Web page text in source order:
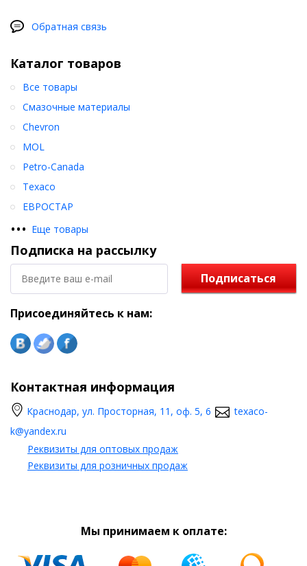
Обратная связь
Каталог товаров
••• Еще товары
Все товары
Смазочные материалы
Chevron
MOL
Petro-Canada
Texaco
ЕВРОСТАР
Подписка на рассылку
Подписаться
Присоединяйтесь к нам:
Контактная информация
Краснодар, ул. Просторная, 11, оф. 5, 6
texaco-
k@yandex.ru
Реквизиты для оптовых продаж
Реквизиты для розничных продаж
Мы принимаем к оплате: